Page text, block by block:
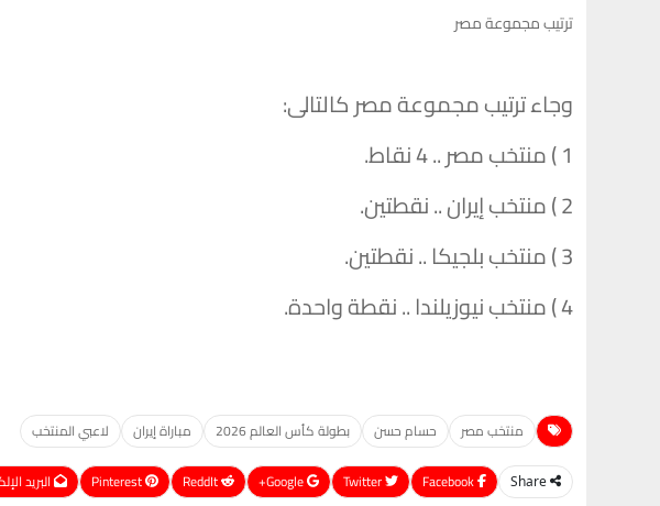
ترتيب مجموعة مصر
وجاء ترتيب مجموعة مصر كالتالى:
1 ) منتخب مصر .. 4 نقاط.
2 ) منتخب إيران .. نقطتين.
3 ) منتخب بلجيكا .. نقطتين.
4 ) منتخب نيوزيلندا .. نقطة واحدة.
منتخب مصر حسام حسن بطولة كأس العالم 2026 مباراة إيران لاعبي المنتخب
Share
Google+
ReddIt
Pinterest البريد